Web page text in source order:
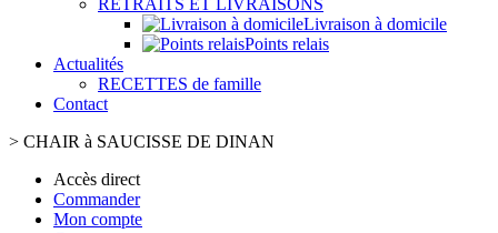
RETRAITS ET LIVRAISONS
Livraison à domicile
Points relais
Actualités
RECETTES de famille
Contact
> CHAIR à SAUCISSE DE DINAN
Accès direct
Commander
Mon compte